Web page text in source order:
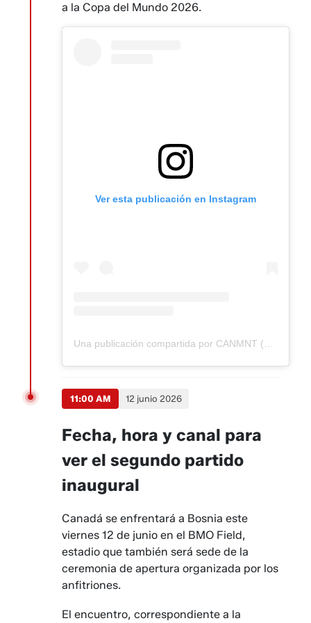
a la Copa del Mundo 2026.
Ver esta publicación en Instagram
11:00 AM 12 junio 2026
Fecha, hora y canal para
ver el segundo partido
inaugural
Canadá se enfrentará a Bosnia este
viernes 12 de junio en el BMO Field,
estadio que también será sede de la
ceremonia de apertura organizada por los
anfitriones.
El encuentro, correspondiente a la